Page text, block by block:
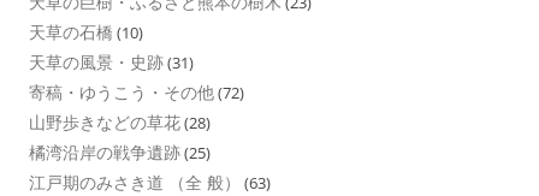
天草の石橋 (10)
天草の風景・史跡(31)
寄稿・ゆうこう・その他(72)
山野歩きなどの草花(28)
橘湾沿岸の戦争遺跡(25)
江戸期のみさき道 （全 般） (63)